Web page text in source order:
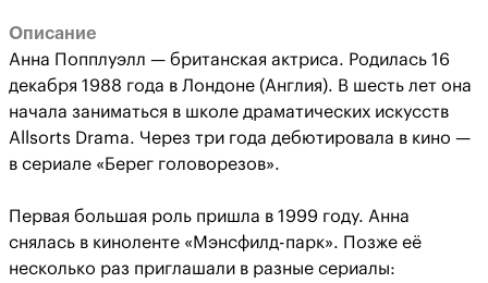
Описание
Анна Попплуэлл — британская актриса. Родилась 16
декабря 1988 года в Лондоне (Англия). В шесть лет она
начала заниматься в школе драматических искусств
Allsorts Drama. Через три года дебютировала в кино —
в сериале «Берег головорезов».
Первая большая роль пришла в 1999 году. Анна
снялась в киноленте «Мэнсфилд-парк». Позже её
несколько раз приглашали в разные сериалы: